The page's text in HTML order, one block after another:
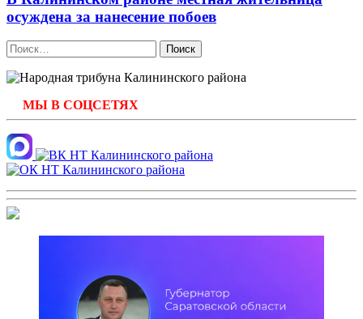
осуждена за нанесение побоев
Найти:
МЫ В СОЦСЕТЯХ